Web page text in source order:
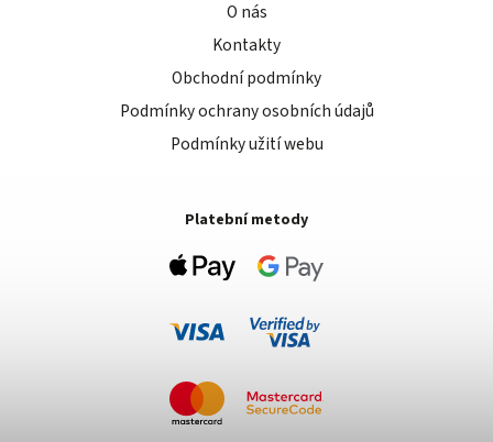
O nás
Kontakty
Obchodní podmínky
Podmínky ochrany osobních údajů
Podmínky užití webu
Platební metody